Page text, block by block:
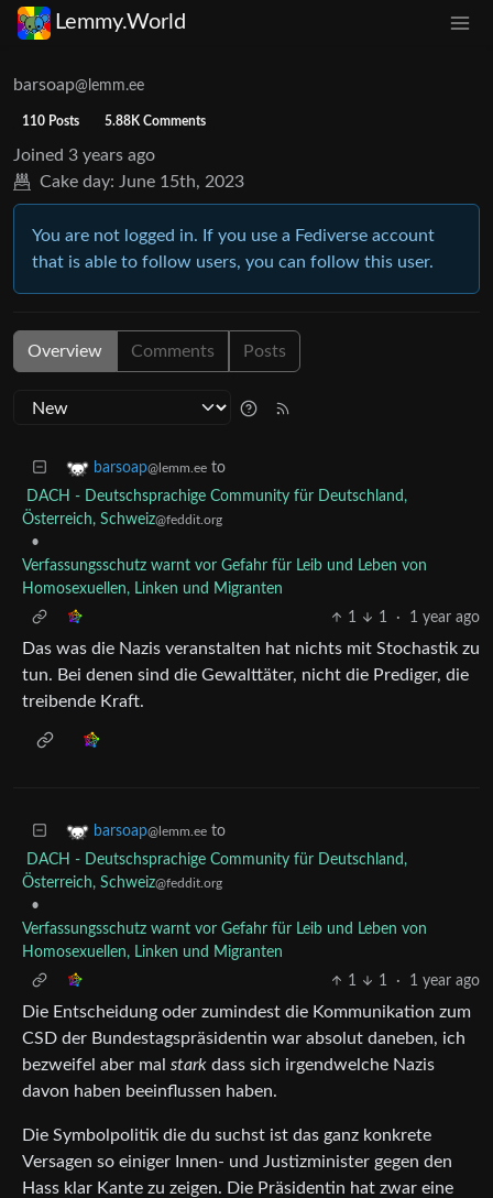
Lemmy.World
barsoap@lemm.ee
110 Posts 5.88K Comments
Joined 3 years ago
Cake day: June 15th, 2023
You are not logged in. If you use a Fediverse account
that is able to follow users, you can follow this user.
Overview Comments Posts
barsoap@lemm.ee to
DACH - Deutschsprachige Community für Deutschland,
Österreich, Schweiz@feddit.org
•
Verfassungsschutz warnt vor Gefahr für Leib und Leben von
Homosexuellen, Linken und Migranten
1
1 · 1 year ago
Das was die Nazis veranstalten hat nichts mit Stochastik zu
tun. Bei denen sind die Gewalttäter, nicht die Prediger, die
treibende Kraft.
barsoap@lemm.ee to
DACH - Deutschsprachige Community für Deutschland,
Österreich, Schweiz@feddit.org
•
Verfassungsschutz warnt vor Gefahr für Leib und Leben von
Homosexuellen, Linken und Migranten
1
1 · 1 year ago
Die Entscheidung oder zumindest die Kommunikation zum
CSD der Bundestagspräsidentin war absolut daneben, ich
bezweifel aber mal stark dass sich irgendwelche Nazis
davon haben beeinflussen haben.
Die Symbolpolitik die du suchst ist das ganz konkrete
Versagen so einiger Innen- und Justizminister gegen den
Hass klar Kante zu zeigen. Die Präsidentin hat zwar eine